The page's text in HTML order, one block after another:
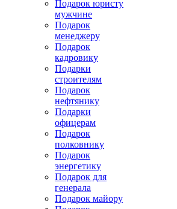
Подарок юристу
мужчине
Подарок
менеджеру
Подарок
кадровику
Подарки
строителям
Подарок
нефтянику
Подарки
офицерам
Подарок
полковнику
Подарок
энергетику
Подарок для
генерала
Подарок майору